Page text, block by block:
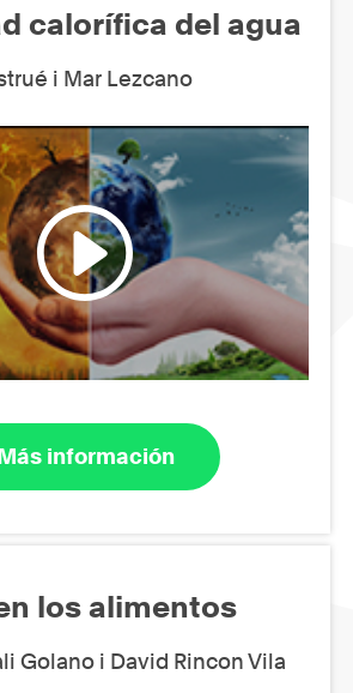
calorífica del agua
i Mar Lezcano
información
los alimentos
Golano i David Rincon Vila